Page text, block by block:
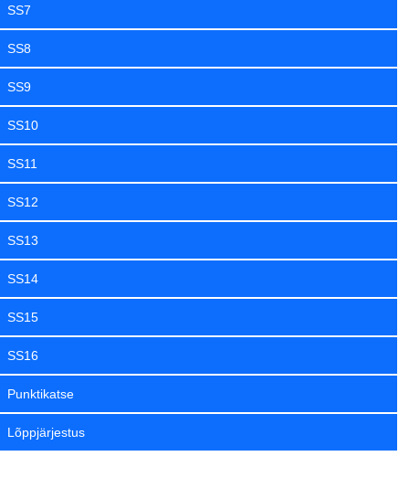
SS7
SS8
SS9
SS10
SS11
SS12
SS13
SS14
SS15
SS16
Punktikatse
Lõppjärjestus